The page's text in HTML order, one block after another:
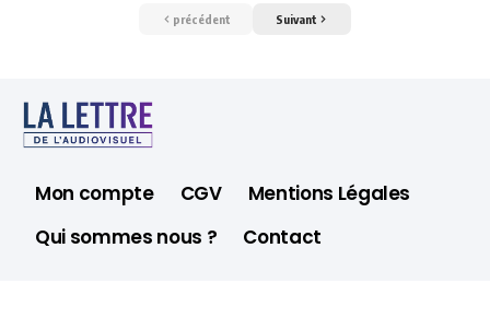
précédent Suivant
Mon compte CGV
Mentions Légales
Qui sommes nous ?
Contact